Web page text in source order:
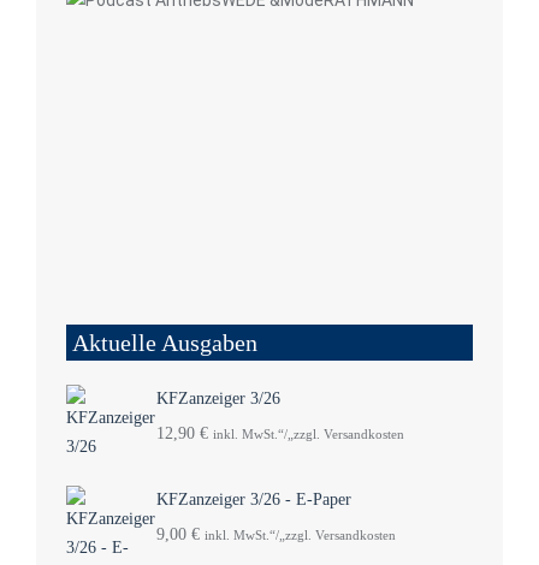
Aktuelle Ausgaben
KFZanzeiger 3/26
12,90 € inkl. MwSt.“/„zzgl. Versandkosten
KFZanzeiger 3/26 - E-Paper
9,00 € inkl. MwSt.“/„zzgl. Versandkosten